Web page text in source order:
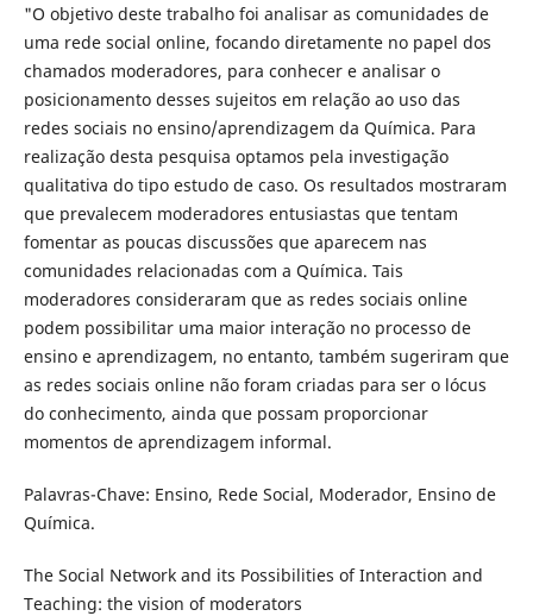
"O objetivo deste trabalho foi analisar as comunidades de
uma rede social online, focando diretamente no papel dos
chamados moderadores, para conhecer e analisar o
posicionamento desses sujeitos em relação ao uso das
redes sociais no ensino/aprendizagem da Química. Para
realização desta pesquisa optamos pela investigação
qualitativa do tipo estudo de caso. Os resultados mostraram
que prevalecem moderadores entusiastas que tentam
fomentar as poucas discussões que aparecem nas
comunidades relacionadas com a Química. Tais
moderadores consideraram que as redes sociais online
podem possibilitar uma maior interação no processo de
ensino e aprendizagem, no entanto, também sugeriram que
as redes sociais online não foram criadas para ser o lócus
do conhecimento, ainda que possam proporcionar
momentos de aprendizagem informal.
Palavras-Chave: Ensino, Rede Social, Moderador, Ensino de
Química.
The Social Network and its Possibilities of Interaction and
Teaching: the vision of moderators